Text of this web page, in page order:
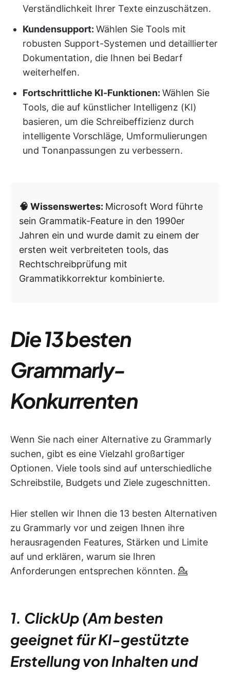
Verständlichkeit Ihrer Texte einzuschätzen.
Kundensupport: Wählen Sie Tools mit
robusten Support-Systemen und detaillierter
Dokumentation, die Ihnen bei Bedarf
weiterhelfen.
Fortschrittliche KI-Funktionen: Wählen Sie
Tools, die auf künstlicher Intelligenz (KI)
basieren, um die Schreibeffizienz durch
intelligente Vorschläge, Umformulierungen
und Tonanpassungen zu verbessern.
🧠 Wissenswertes: Microsoft Word führte
sein Grammatik-Feature in den 1990er
Jahren ein und wurde damit zu einem der
ersten weit verbreiteten tools, das
Rechtschreibprüfung mit
Grammatikkorrektur kombinierte.
Die 13 besten
Grammarly-
Konkurrenten
Wenn Sie nach einer Alternative zu Grammarly
suchen, gibt es eine Vielzahl großartiger
Optionen. Viele tools sind auf unterschiedliche
Schreibstile, Budgets und Ziele zugeschnitten.
Hier stellen wir Ihnen die 13 besten Alternativen
zu Grammarly vor und zeigen Ihnen ihre
herausragenden Features, Stärken und Limite
auf und erklären, warum sie Ihren
Anforderungen entsprechen könnten. 💁
1. ClickUp (Am besten
geeignet für KI-gestützte
Erstellung von Inhalten und